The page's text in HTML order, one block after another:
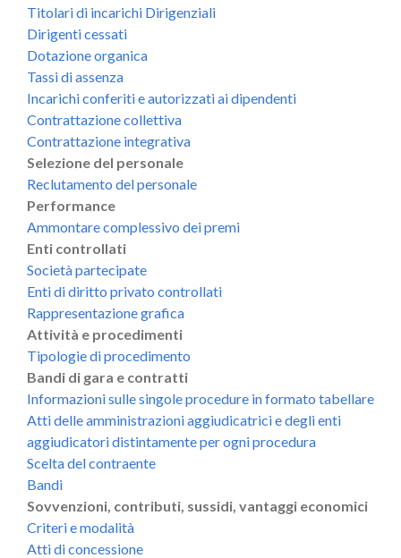
Titolari di incarichi Dirigenziali
Dirigenti cessati
Dotazione organica
Tassi di assenza
Incarichi conferiti e autorizzati ai dipendenti
Contrattazione collettiva
Contrattazione integrativa
Selezione del personale
Reclutamento del personale
Performance
Ammontare complessivo dei premi
Enti controllati
Società partecipate
Enti di diritto privato controllati
Rappresentazione grafica
Attività e procedimenti
Tipologie di procedimento
Bandi di gara e contratti
Informazioni sulle singole procedure in formato tabellare
Atti delle amministrazioni aggiudicatrici e degli enti
aggiudicatori distintamente per ogni procedura
Scelta del contraente
Bandi
Sovvenzioni, contributi, sussidi, vantaggi economici
Criteri e modalità
Atti di concessione